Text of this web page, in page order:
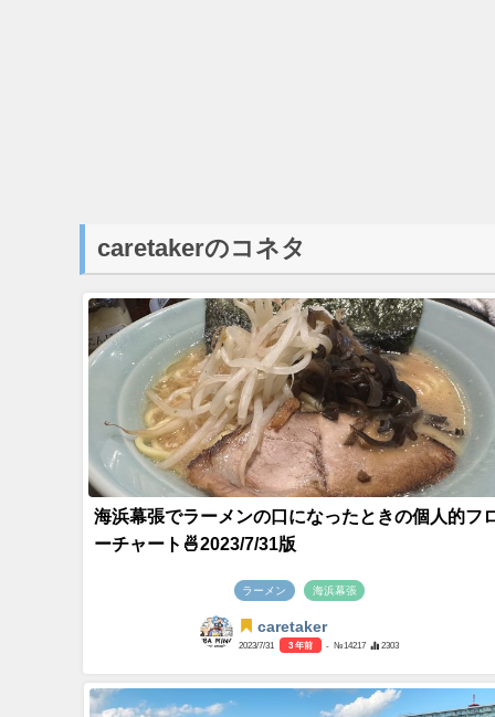
caretakerのコネタ
海浜幕張でラーメンの口になったときの個人的フ
ーチャート🍜2023/7/31版
ラーメン 海浜幕張
caretaker
2023/7/31 3 年前 - №14217 2303